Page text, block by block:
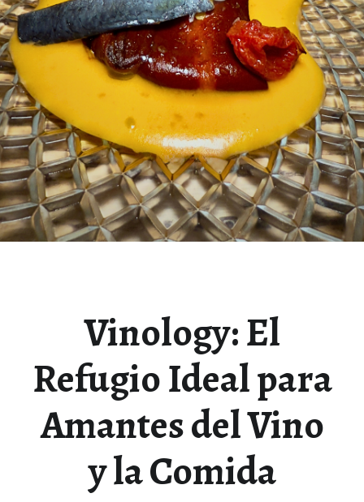
Vinology: El
Refugio Ideal para
Amantes del Vino
y la Comida